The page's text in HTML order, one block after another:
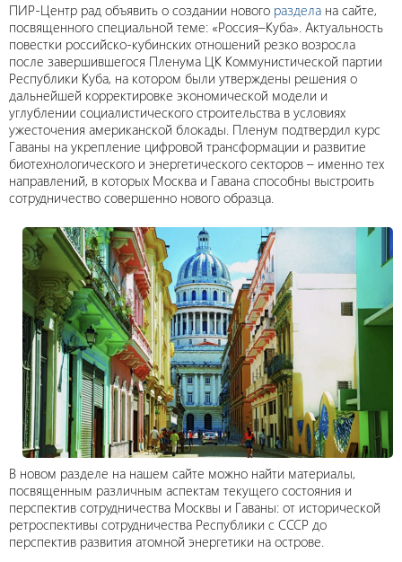
ПИР-Центр рад объявить о создании нового раздела на сайте,
посвященного специальной теме: «Россия–Куба». Актуальность
повестки российско-кубинских отношений резко возросла
после завершившегося Пленума ЦК Коммунистической партии
Республики Куба, на котором были утверждены решения о
дальнейшей корректировке экономической модели и
углублении социалистического строительства в условиях
ужесточения американской блокады. Пленум подтвердил курс
Гаваны на укрепление цифровой трансформации и развитие
биотехнологического и энергетического секторов – именно тех
направлений, в которых Москва и Гавана способны выстроить
сотрудничество совершенно нового образца.
В новом разделе на нашем сайте можно найти материалы,
посвященным различным аспектам текущего состояния и
перспектив сотрудничества Москвы и Гаваны: от исторической
ретроспективы сотрудничества Республики с СССР до
перспектив развития атомной энергетики на острове.